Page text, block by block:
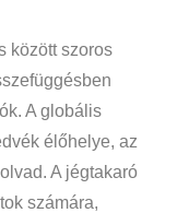
között szoros
A globális
élőhelye, az
A jégtakaró
számára,